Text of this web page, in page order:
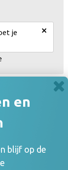
je
×
en
blijf op de